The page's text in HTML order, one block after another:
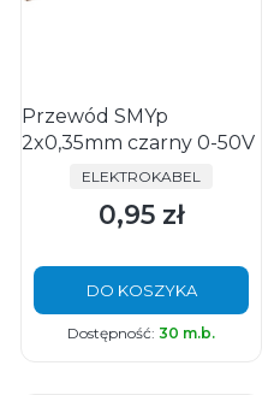
Przewód SMYp
2x0,35mm czarny 0-50V
PRODUCENT
ELEKTROKABEL
Cena
0,95 zł
DO KOSZYKA
Dostępność: 30 m.b.